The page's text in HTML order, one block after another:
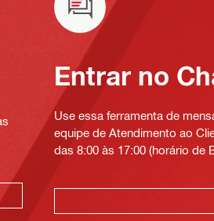
Entrar no
Use essa ferramenta de
equipe de Atendimento ao
das 8:00 às 17:00 (horário de